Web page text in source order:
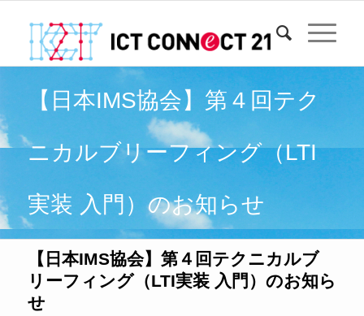
【日本IMS協会】第４回テク
ニカルブリーフィング（LTI
実装 入門）のお知らせ
【日本IMS協会】第４回テクニカルブ
リーフィング（LTI実装 入門）のお知ら
せ